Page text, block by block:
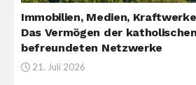
Immobilien, Medien,
Das Vermögen der
befreundeten Netzwerke
21. Juli 2026